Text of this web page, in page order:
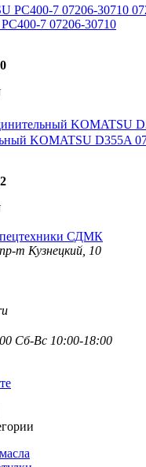
7 07206-30710
KOMATSU D355A
пр-т Кузнецкий, 10
Сб-Вс 10:00-18:00